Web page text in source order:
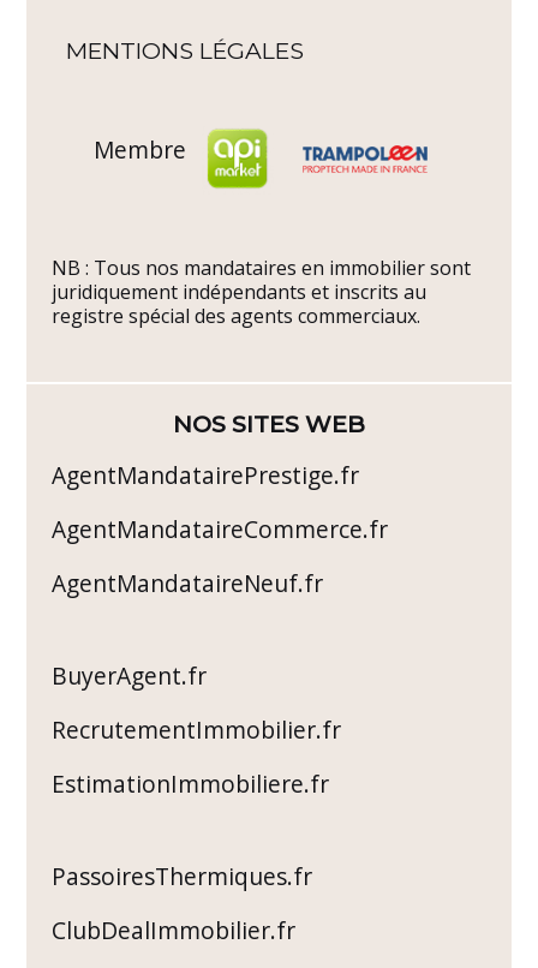
MENTIONS LÉGALES
Membre
NB : Tous nos mandataires en immobilier sont
juridiquement indépendants et inscrits au
registre spécial des agents commerciaux.
NOS SITES WEB
AgentMandatairePrestige.fr
AgentMandataireCommerce.fr
AgentMandataireNeuf.fr
BuyerAgent.fr
RecrutementImmobilier.fr
EstimationImmobiliere.fr
PassoiresThermiques.fr
ClubDealImmobilier.fr